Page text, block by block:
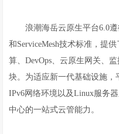
浪潮海岳云原生平台6.0
和ServiceMesh技术标准，提
算、DevOps、云原生网关、
块。为适应新一代基础设施，
IPv6网络环境以及Linux服务
中心的一站式云管能力。